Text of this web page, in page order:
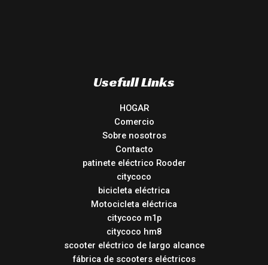
Usefull Links
HOGAR
Comercio
Sobre nosotros
Contacto
patinete eléctrico Rooder
citycoco
bicicleta eléctrica
Motocicleta eléctrica
citycoco m1p
citycoco hm8
scooter eléctrico de largo alcance
fábrica de scooters eléctricos